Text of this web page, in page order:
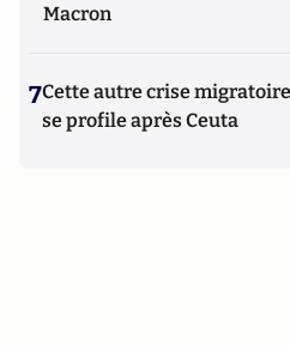
Macron
7Cette autre crise
se profile après Ceuta